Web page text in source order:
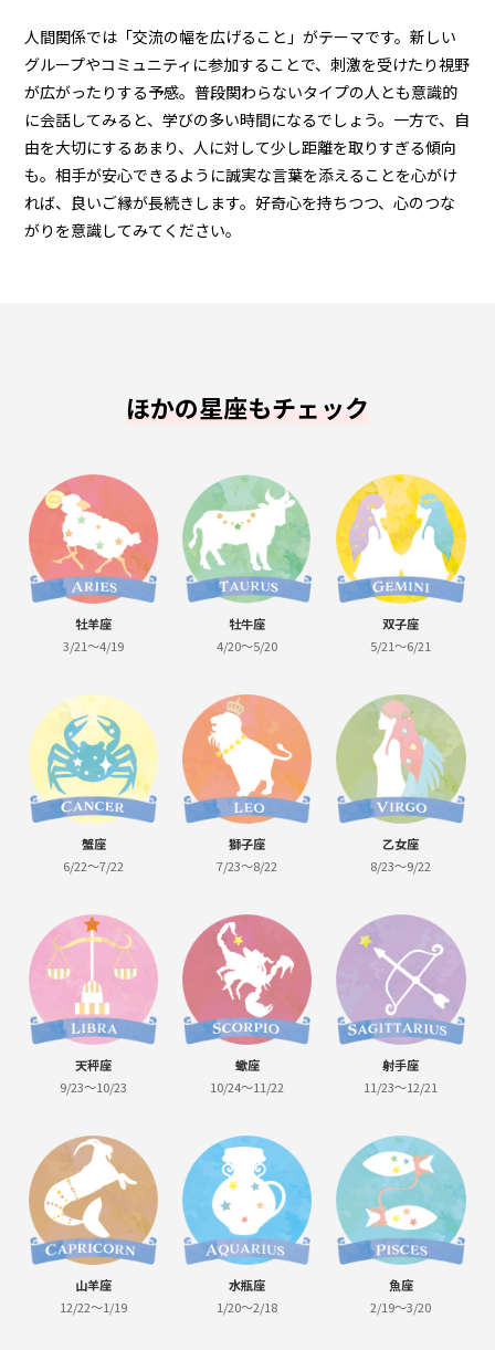
人間関係では「交流の幅を広げること」がテーマです。新しい
グループやコミュニティに参加することで、刺激を受けたり視野
が広がったりする予感。普段関わらないタイプの人とも意識的
に会話してみると、学びの多い時間になるでしょう。一方で、自
由を大切にするあまり、人に対して少し距離を取りすぎる傾向
も。相手が安心できるように誠実な言葉を添えることを心がけ
れば、良いご縁が長続きします。好奇心を持ちつつ、心のつな
がりを意識してみてください。
ほかの星座もチェック
牡羊座
3/21～4/19
牡牛座
4/20～5/20
双子座
5/21～6/21
蟹座
6/22～7/22
獅子座
7/23～8/22
乙女座
8/23～9/22
天秤座
9/23～10/23
蠍座
10/24～11/22
射手座
11/23～12/21
山羊座
12/22～1/19
水瓶座
1/20～2/18
魚座
2/19～3/20